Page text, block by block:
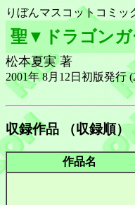
りぼんマスコットコミッ
聖▼ドラゴンガ
松本夏実 著
2001年 8月12日初版発行
収録作品 （収録順）
作品名